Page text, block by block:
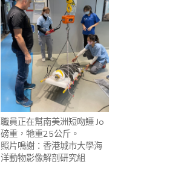
職員正在幫南美洲短吻鱷 Jo
磅重，牠重25公斤。
照片鳴謝：香港城市大學海
洋動物影像解剖研究組